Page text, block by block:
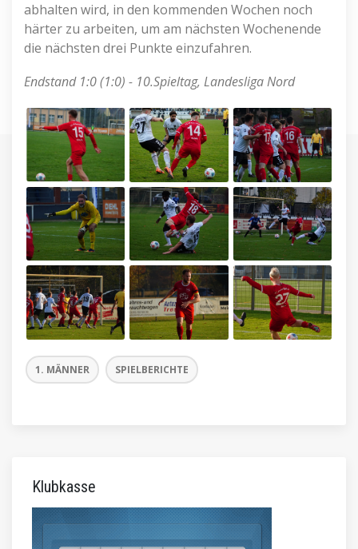
abhalten wird, in den kommenden Wochen noch
härter zu arbeiten, um am nächsten Wochenende
die nächsten drei Punkte einzufahren.
Endstand 1:0 (1:0) - 10.Spieltag, Landesliga Nord
1. MÄNNER SPIELBERICHTE
Klubkasse